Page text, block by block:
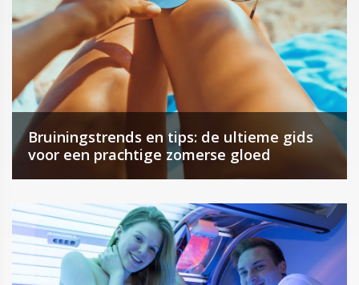
Bruiningstrends en tips: de ultieme gids
voor een prachtige zomerse gloed